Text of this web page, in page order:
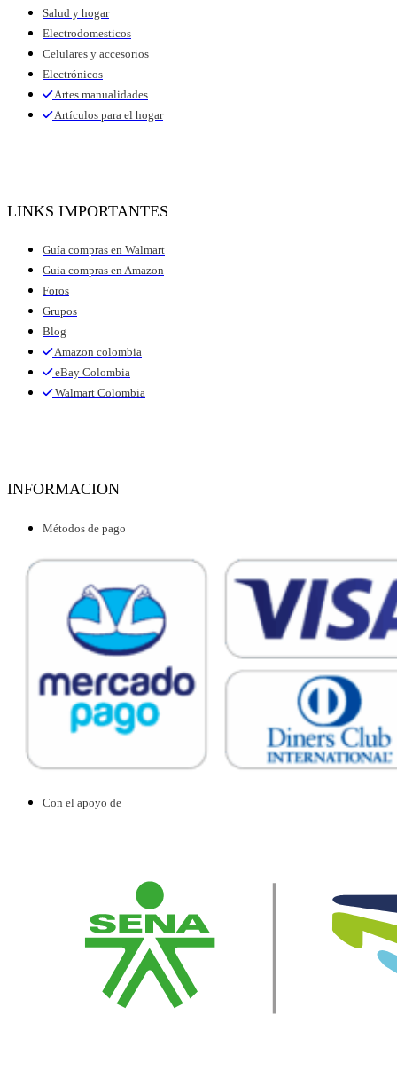
Salud y hogar
Electrodomesticos
Celulares y accesorios
Electrónicos
Artes manualidades
Artículos para el hogar
LINKS IMPORTANTES
Guía compras en Walmart
Guia compras en Amazon
Foros
Grupos
Blog
Amazon colombia
eBay Colombia
Walmart Colombia
INFORMACION
Métodos de pago
Con el apoyo de